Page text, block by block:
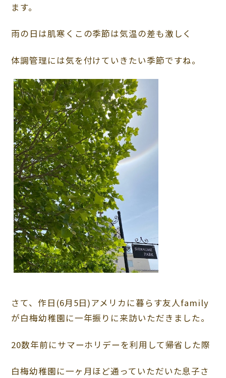
ます。
雨の日は肌寒くこの季節は気温の差も激しく
体調管理には気を付けていきたい季節ですね。
さて、作日(6月5日)アメリカに暮らす友人family
が白梅幼稚園に一年振りに来訪いただきました。
20数年前にサマーホリデーを利用して帰省した際
白梅幼稚園に一ヶ月ほど通っていただいた息子さ